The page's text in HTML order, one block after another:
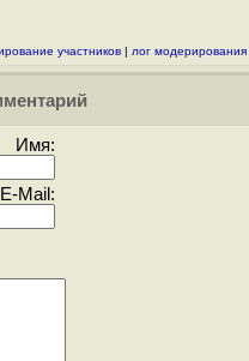
участников | лог модерирования
Имя:
E-Mail: